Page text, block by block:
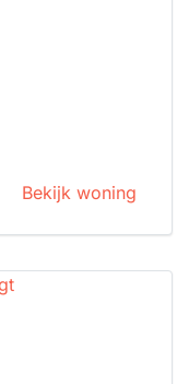
Bekijk woning